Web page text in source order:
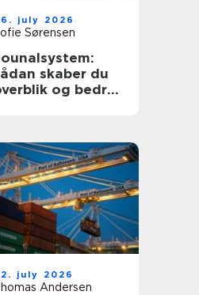
july 2026
Sørensen
skaber du
og bedre
july 2026
Andersen